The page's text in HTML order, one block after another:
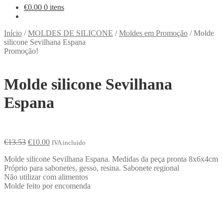
€0.00 0 itens
Início /MOLDES DE SILICONE /Moldes em Promoção /Molde
silicone Sevilhana Espana
Promoção!
Molde silicone Sevilhana
Espana
€13.53 €10.00 IVA incluido
Molde silicone Sevilhana Espana. Medidas da peça pronta 8x6x4cm
Próprio para sabonetes, gesso, resina. Sabonete regional
Não utilizar com alimentos
Molde feito por encomenda